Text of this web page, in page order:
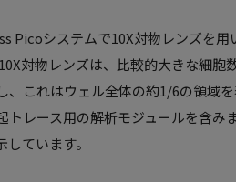
Picoシステムで10X対物レンズを
対物レンズは、比較的大きな細
、これはウェル全体の約1/6の領
トレース用の解析モジュールを含
ています。